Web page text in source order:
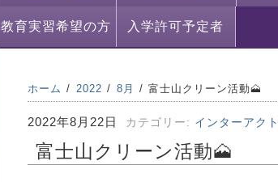
教育実習希望の方 入学許可予定者
ホーム 2022 8月 富士山クリーン活動🗻
2022年8月22日 カテゴリー: インターアク
富士山クリーン活動🗻